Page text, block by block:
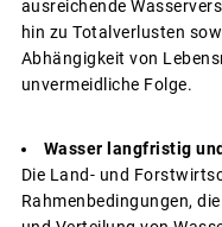
ausreichende
hin zu Totalverlusten
Abhängigkeit von
unvermeidliche Folge.
Wasser langfristig
Die Land- und
Rahmenbedingungen,